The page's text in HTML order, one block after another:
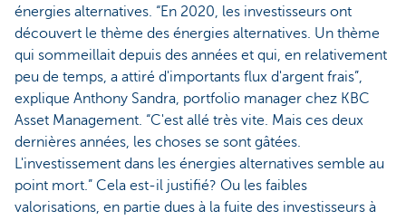
énergies alternatives. “En 2020, les investisseurs ont
découvert le thème des énergies alternatives. Un thème
qui sommeillait depuis des années et qui, en relativement
peu de temps, a attiré d'importants flux d'argent frais”,
explique Anthony Sandra, portfolio manager chez KBC
Asset Management. “C'est allé très vite. Mais ces deux
dernières années, les choses se sont gâtées.
L'investissement dans les énergies alternatives semble au
point mort.” Cela est-il justifié? Ou les faibles
valorisations, en partie dues à la fuite des investisseurs à